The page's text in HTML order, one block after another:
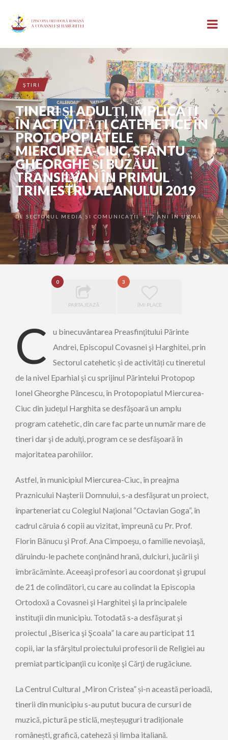
ŞTIRI
TINERI ŞI ADULŢI, IMPLICAŢI
ÎN ACTIVITĂŢI CATEHETICE ÎN
PROTOPOPIATELE
MIERCUREA-CIUC, SFÂNTU
GHEORGHE ȘI BUZĂUL
TRANSILVAN ÎN PRIMUL
TRIMESTRU AL ANULUI 2019
DE SECTORUL MEDIA ȘI COMUNICAȚII •7 ANI ÎN URMĂ
0
PARTAJEAZĂ
3
ÎMI PLACE
C
u binecuvântarea Preasfinţitului Părinte
Andrei, Episcopul Covasnei şi Harghitei, prin
Sectorul catehetic și de activități cu tineretul
de la nivel Eparhial şi cu sprijinul Părintelui Protopop
Ionel Gheorghe Păncescu, în Protopopiatul Miercurea-
Ciuc din judeţul Harghita se desfăşoară un amplu
program catehetic, din care fac parte un număr mare de
tineri dar şi de adulţi, program ce se desfăşoară în
majoritatea parohiilor.
Astfel, în municipiul Miercurea-Ciuc, în preajma
Praznicului Naşterii Domnului, s-a desfăşurat un proiect,
înparteneriat cu Colegiul Naţional “Octavian Goga”, în
cadrul căruia 6 copii au vizitat, împreună cu Pr. Prof.
Florin Bănucu şi Prof. Ana Cimpoeşu, o familie nevoiaşă,
dăruindu-le pachete conţinând hrană, dulciuri, jucării şi
îmbrăcăminte. Aceeaşi profesori au coordonat şi grupul
de 21 de colindători, cu care au colindat la Episcopia
Ortodoxă a Covasnei şi Harghitei şi la principalele
instituţii din municipiu. Totodată s-a desfăşurat şi
proiectul „Biserica şi Şcoala” la care au participat 11
copii, iar la sfârşitul proiectului profesorii de Religiei au
premiat participanţii cu iconiţe şi Cărţi de rugăciune.
La Centrul Cultural „Miron Cristea” și-n această perioadă,
tinerii din municipiu s-au putut bucura de cursuri de
muzică, pictură pe sticlă, meșteșuguri tradiționale
românești, grafică, cateheză și limba italiană.